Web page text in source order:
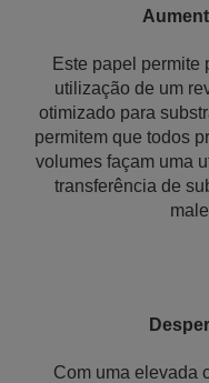
Este papel permite
utilização de um
otimizado para
permitem que todos
volumes façam uma
transferência de
Com uma elevada